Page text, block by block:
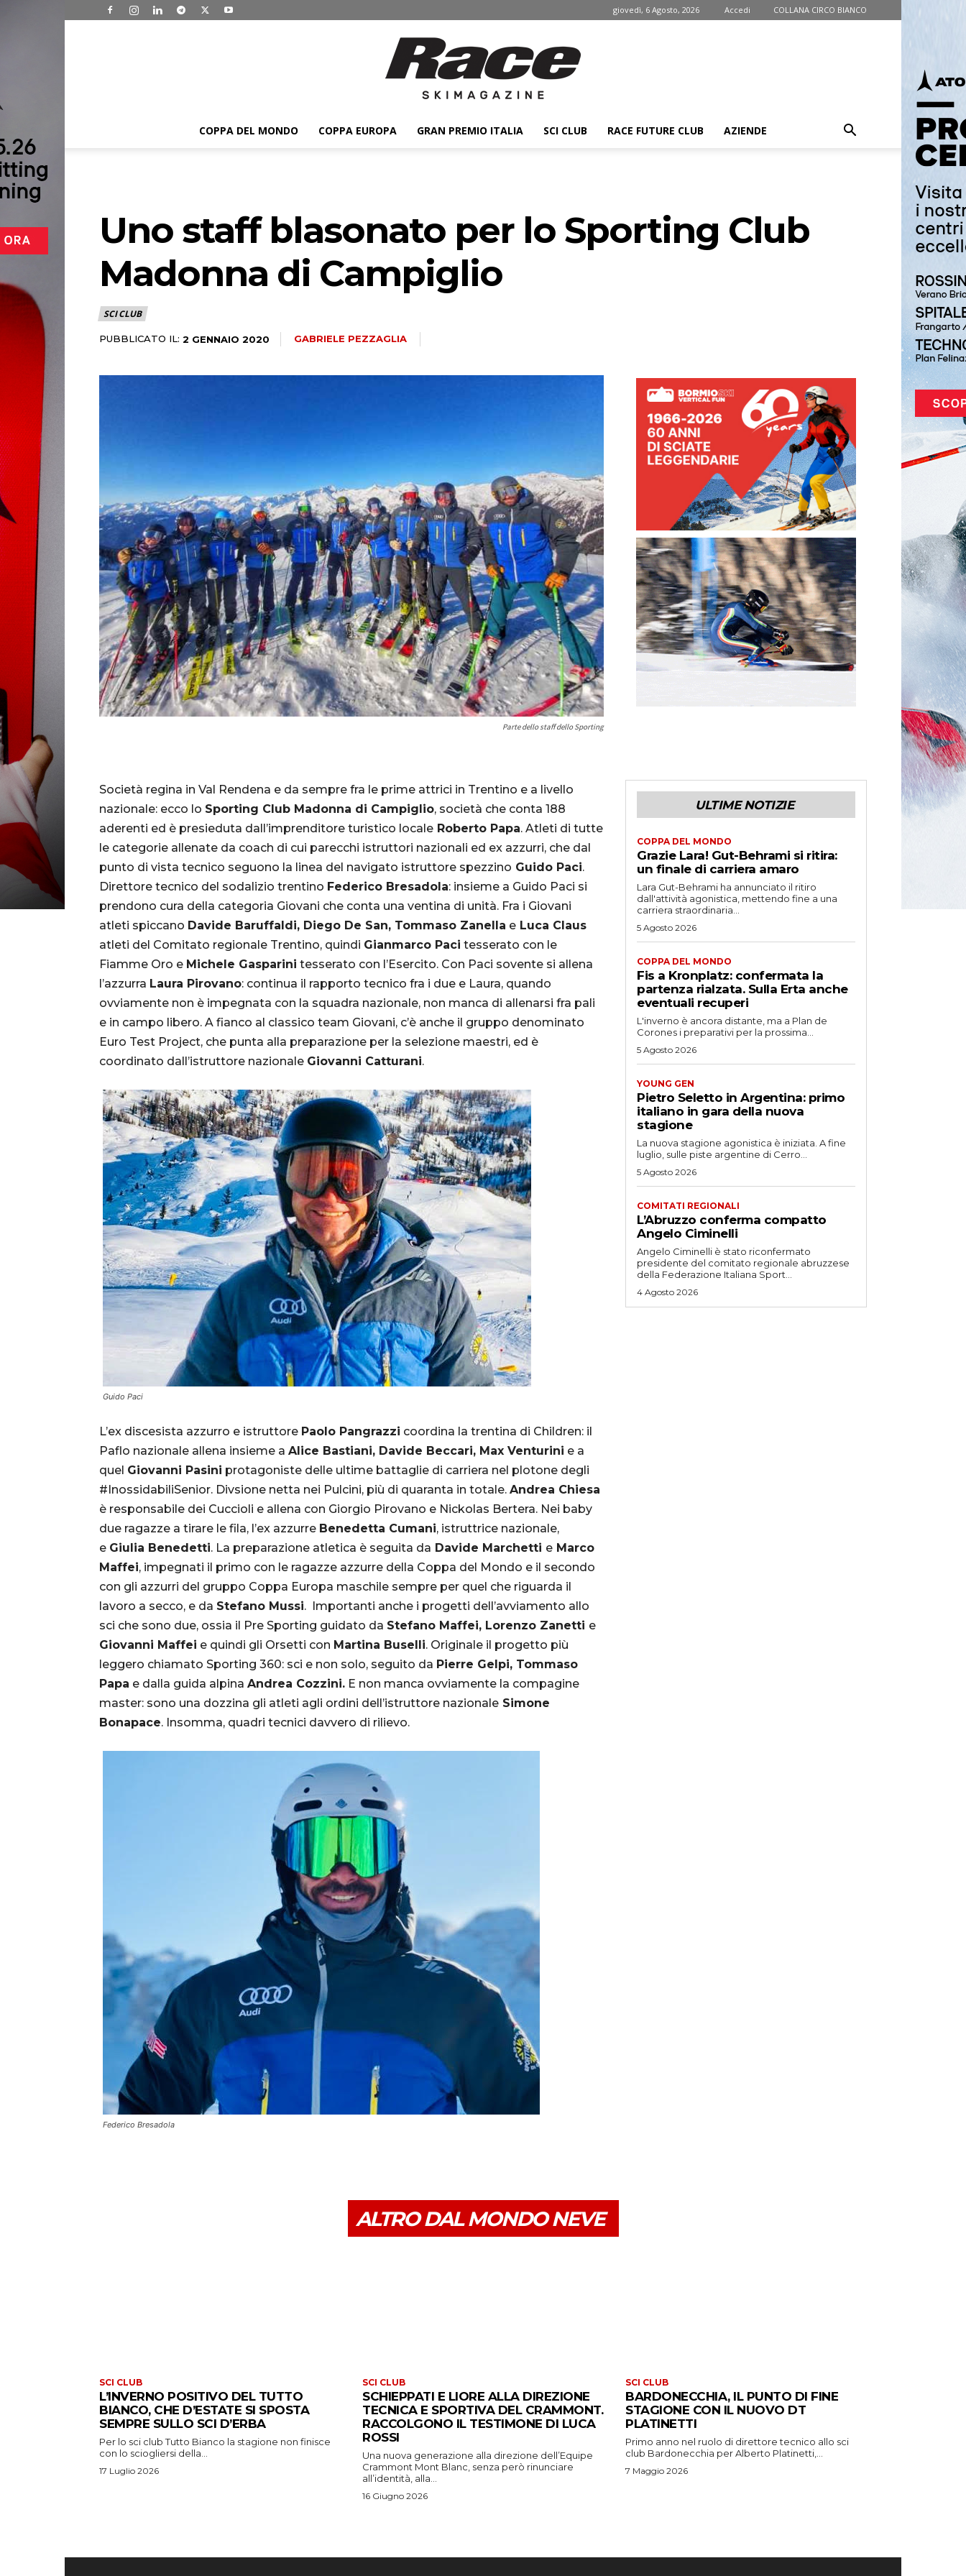
giovedì, 6 Agosto, 2026 Accedi COLLANA CIRCO BIANCO
ski
COPPA DEL MONDO COPPA EUROPA GRAN PREMIO ITALIA SCI CLUB RACE FUTURE CLUB AZIENDE
Uno staff blasonato per lo Sporting Club
Madonna di Campiglio
SCI CLUB
PUBBLICATO IL: 2 GENNAIO 2020 GABRIELE PEZZAGLIA
Parte dello staff dello Sporting
Società regina in Val Rendena e da sempre fra le prime attrici in Trentino e a livello
nazionale: ecco lo Sporting Club Madonna di Campiglio, società che conta 188
aderenti ed è presieduta dall’imprenditore turistico locale Roberto Papa. Atleti di tutte
le categorie allenate da coach di cui parecchi istruttori nazionali ed ex azzurri, che dal
punto di vista tecnico seguono la linea del navigato istruttore spezzino Guido Paci.
Direttore tecnico del sodalizio trentino Federico Bresadola: insieme a Guido Paci si
prendono cura della categoria Giovani che conta una ventina di unità. Fra i Giovani
atleti spiccano Davide Baruffaldi, Diego De San, Tommaso Zanella e Luca Claus
atleti del Comitato regionale Trentino, quindi Gianmarco Paci tesserato con le
Fiamme Oro e Michele Gasparini tesserato con l’Esercito. Con Paci sovente si allena
l’azzurra Laura Pirovano: continua il rapporto tecnico fra i due e Laura, quando
ovviamente non è impegnata con la squadra nazionale, non manca di allenarsi fra pali
e in campo libero. A fianco al classico team Giovani, c’è anche il gruppo denominato
Euro Test Project, che punta alla preparazione per la selezione maestri, ed è
coordinato dall’istruttore nazionale Giovanni Catturani.
Guido Paci
L’ex discesista azzurro e istruttore Paolo Pangrazzi coordina la trentina di Children: il
Paflo nazionale allena insieme a Alice Bastiani, Davide Beccari, Max Venturini e a
quel Giovanni Pasini protagoniste delle ultime battaglie di carriera nel plotone degli
#InossidabiliSenior. Divsione netta nei Pulcini, più di quaranta in totale. Andrea Chiesa
è responsabile dei Cuccioli e allena con Giorgio Pirovano e Nickolas Bertera. Nei baby
due ragazze a tirare le fila, l’ex azzurre Benedetta Cumani, istruttrice nazionale,
e Giulia Benedetti. La preparazione atletica è seguita da Davide Marchetti e Marco
Maffei, impegnati il primo con le ragazze azzurre della Coppa del Mondo e il secondo
con gli azzurri del gruppo Coppa Europa maschile sempre per quel che riguarda il
lavoro a secco, e da Stefano Mussi. Importanti anche i progetti dell’avviamento allo
sci che sono due, ossia il Pre Sporting guidato da Stefano Maffei, Lorenzo Zanetti e
Giovanni Maffei e quindi gli Orsetti con Martina Buselli. Originale il progetto più
leggero chiamato Sporting 360: sci e non solo, seguito da Pierre Gelpi, Tommaso
Papa e dalla guida alpina Andrea Cozzini. E non manca ovviamente la compagine
master: sono una dozzina gli atleti agli ordini dell’istruttore nazionale Simone
Bonapace. Insomma, quadri tecnici davvero di rilievo.
Federico Bresadola
ULTIME NOTIZIE
COPPA DEL MONDO
Grazie Lara! Gut-Behrami si ritira:
un finale di carriera amaro
Lara Gut-Behrami ha annunciato il ritiro
dall'attività agonistica, mettendo fine a una
carriera straordinaria...
5 Agosto 2026
COPPA DEL MONDO
Fis a Kronplatz: confermata la
partenza rialzata. Sulla Erta anche
eventuali recuperi
L'inverno è ancora distante, ma a Plan de
Corones i preparativi per la prossima...
5 Agosto 2026
YOUNG GEN
Pietro Seletto in Argentina: primo
italiano in gara della nuova
stagione
La nuova stagione agonistica è iniziata. A fine
luglio, sulle piste argentine di Cerro...
5 Agosto 2026
COMITATI REGIONALI
L’Abruzzo conferma compatto
Angelo Ciminelli
Angelo Ciminelli è stato riconfermato
presidente del comitato regionale abruzzese
della Federazione Italiana Sport...
4 Agosto 2026
ALTRO DAL MONDO NEVE
SCI CLUB
L’INVERNO POSITIVO DEL TUTTO
BIANCO, CHE D’ESTATE SI SPOSTA
SEMPRE SULLO SCI D’ERBA
Per lo sci club Tutto Bianco la stagione non finisce
con lo sciogliersi della...
17 Luglio 2026
SCI CLUB
SCHIEPPATI E LIORE ALLA DIREZIONE
TECNICA E SPORTIVA DEL CRAMMONT.
RACCOLGONO IL TESTIMONE DI LUCA
ROSSI
Una nuova generazione alla direzione dell’Equipe
Crammont Mont Blanc, senza però rinunciare
all’identità, alla...
16 Giugno 2026
SCI CLUB
BARDONECCHIA, IL PUNTO DI FINE
STAGIONE CON IL NUOVO DT
PLATINETTI
Primo anno nel ruolo di direttore tecnico allo sci
club Bardonecchia per Alberto Platinetti,...
7 Maggio 2026